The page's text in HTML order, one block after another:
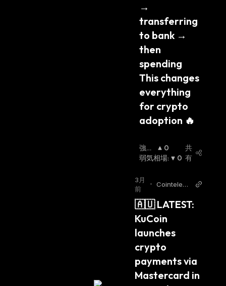
→
transferring
to bank →
then
spending
This changes
everything
for crypto
adoption 🔥
強気
相場:
0
弱気相場: 0
共
有
3月
前
• Cointelegr
🇦🇺 LATEST:
KuCoin
launches
crypto
payments via
Mastercard in